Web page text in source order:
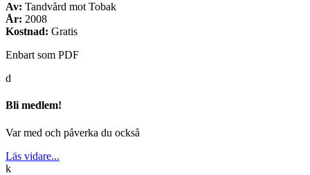
Av: Tandvård mot Tobak
År: 2008
Kostnad: Gratis
Enbart som PDF
d
Bli medlem!
Var med och påverka du också
Läs vidare...
k